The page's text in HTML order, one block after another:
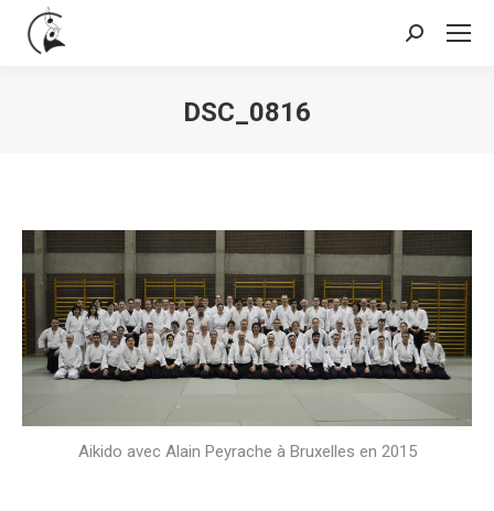
Search:
DSC_0816
Aikido avec Alain Peyrache à Bruxelles en 2015